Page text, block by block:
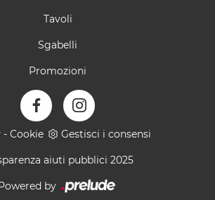
Tavoli
Sgabelli
Promozioni
- Cookie Gestisci i consensi
aiuti pubblici 2025
by